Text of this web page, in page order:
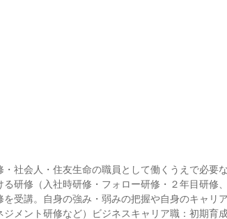
社会人・住友生命の職員として働くうえで必要
研修（入社時研修・フォロー研修・２年目研修、
受講。自身の強み・弱みの把握や自身のキャリ
メント研修など）ビジネスキャリア職：初期育